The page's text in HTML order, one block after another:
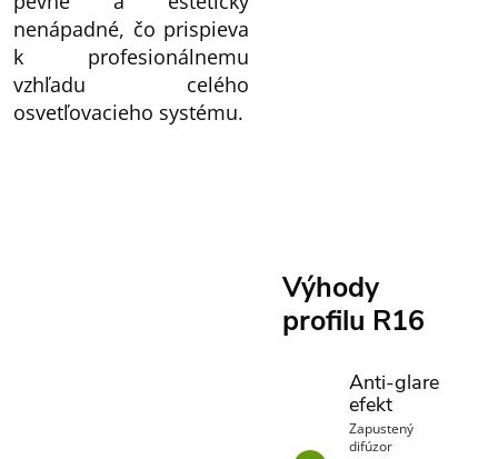
nenápadné, čo prispieva
k profesionálnemu
vzhľadu celého
osvetľovacieho systému.
Výhody
profilu R16
Anti-glare
efekt
Zapustený
difúzor